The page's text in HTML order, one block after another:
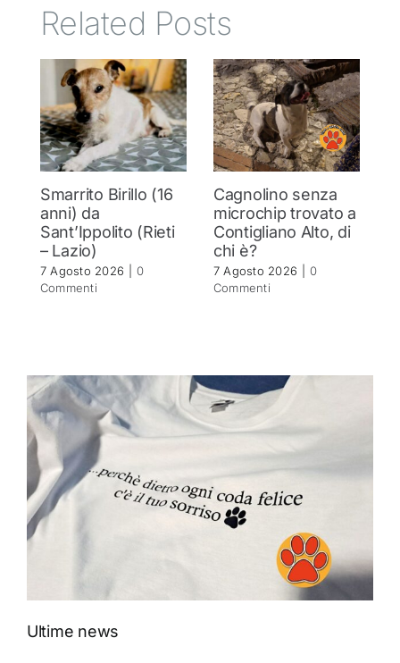
Related Posts
Smarrito Birillo (16
anni) da
Sant’Ippolito (Rieti
– Lazio)
7 Agosto 2026
0
Commenti
Cagnolino senza
microchip trovato a
Contigliano Alto, di
chi è?
7 Agosto 2026
0
Commenti
Ultime news